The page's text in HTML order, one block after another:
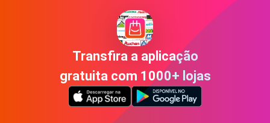
Transfira a aplicação
gratuita com 1000+ lojas